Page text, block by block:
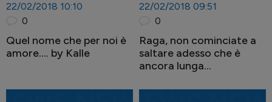
22/02/2018 10:10
0
Quel nome che per noi è
amore.... by Kalle
22/02/2018 09:51
0
Raga, non cominciate a
saltare adesso che è
ancora lunga...